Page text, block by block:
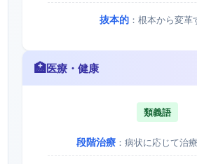
抜本的：根本から変革
🏥医療・健康
類義語
段階治療：病状に応じて治